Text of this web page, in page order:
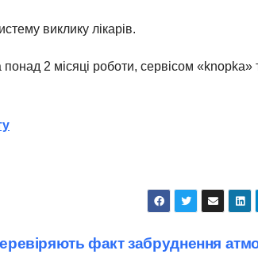
виклику лікарів.
понад 2 місяці роботи, сервісом «knopka»
факт забруднення